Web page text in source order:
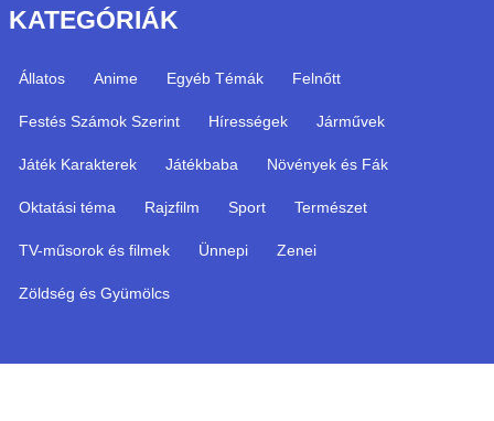
KATEGÓRIÁK
Állatos Anime Egyéb Témák Felnőtt
Festés Számok Szerint Hírességek Járművek
Játék Karakterek Játékbaba Növények és Fák
Oktatási téma Rajzfilm Sport Természet
TV-műsorok és filmek Ünnepi Zenei
Zöldség és Gyümölcs